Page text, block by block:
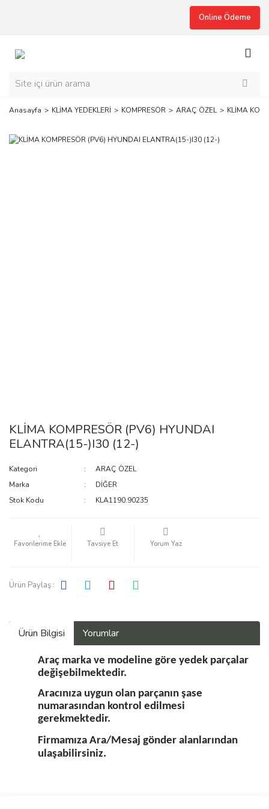
Online Ödeme
Anasayfa KLİMA YEDEKLERİ KOMPRESÖR ARAÇ ÖZEL KLİMA
KLİMA KOMPRESÖR (PV6) HYUNDAI
ELANTRA(15-)I30 (12-)
Kategori
ARAÇ ÖZEL
Marka
DİĞER
Stok Kodu
KLA1190.90235
Tavsiye Et Yorum Yaz
Ürün Paylaş :
Ürün Bilgisi Yorumlar
Araç marka ve modeline göre yedek parçalar
değişebilmektedir.
Aracınıza uygun olan parçanın şase
numarasından kontrol edilmesi
gerekmektedir.
Firmamıza Ara/Mesaj gönder alanlarından
ulaşabilirsiniz.